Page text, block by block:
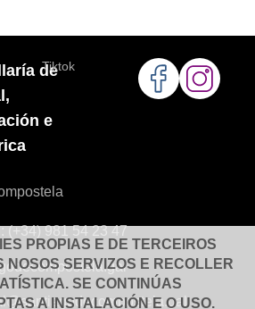
de
e
Tiktok
(+34) 981 54 23 47
PROPIAS E DE TERCEIROS
NOSOS SERVIZOS E RECOLLER
SE CONTINÚAS
A INSTALACIÓN E O USO.